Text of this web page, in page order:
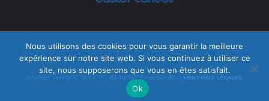
MENTIONS LÉGALES
Nous utilisons des cookies pour vous garantir la meilleure
expérience sur notre site web. Si vous continuez à utiliser ce
site, nous supposerons que vous en êtes satisfait.
Ok